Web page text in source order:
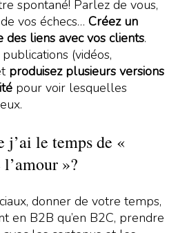
spontané! Parlez de vous,
vos échecs…Créez un
liens avec vos clients.
(vidéos,
produisez plusieurs versions
pour voir lesquelles
j’ai le temps de «
»?
donner de votre temps,
en B2B qu’en B2C, prendre